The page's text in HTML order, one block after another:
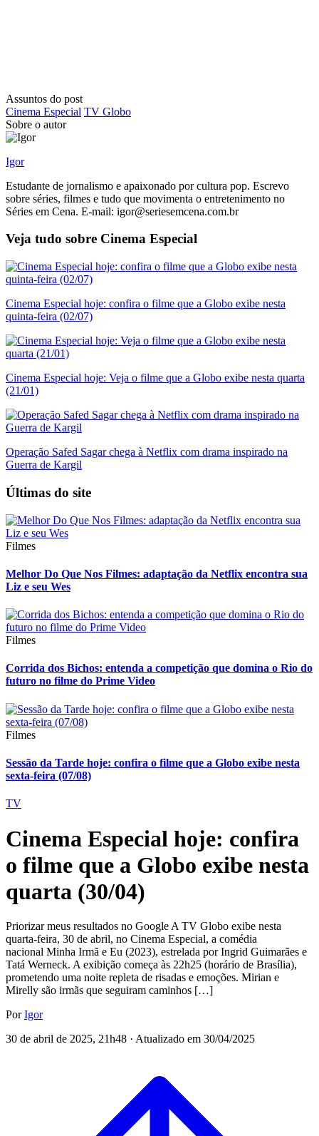
Assuntos do post
Cinema Especial TV Globo
Sobre o autor
Igor
Estudante de jornalismo e apaixonado por cultura pop. Escrevo
sobre séries, filmes e tudo que movimenta o entretenimento no
Séries em Cena. E-mail: igor@seriesemcena.com.br
Veja tudo sobre Cinema Especial
Cinema Especial hoje: confira o filme que a Globo exibe nesta
quinta-feira (02/07)
Cinema Especial hoje: Veja o filme que a Globo exibe nesta quarta
(21/01)
Operação Safed Sagar chega à Netflix com drama inspirado na
Guerra de Kargil
Últimas do site
Filmes
Melhor Do Que Nos Filmes: adaptação da Netflix encontra sua
Liz e seu Wes
Filmes
Corrida dos Bichos: entenda a competição que domina o Rio do
futuro no filme do Prime Video
Filmes
Sessão da Tarde hoje: confira o filme que a Globo exibe nesta
sexta-feira (07/08)
TV
Cinema Especial hoje: confira
o filme que a Globo exibe nesta
quarta (30/04)
Priorizar meus resultados no Google A TV Globo exibe nesta
quarta-feira, 30 de abril, no Cinema Especial, a comédia
nacional Minha Irmã e Eu (2023), estrelada por Ingrid Guimarães e
Tatá Werneck. A exibição começa às 22h25 (horário de Brasília),
prometendo uma noite repleta de risadas e emoções. Mirian e
Mirelly são irmãs que seguiram caminhos […]
PorIgor
30 de abril de 2025, 21h48 · Atualizado em 30/04/2025